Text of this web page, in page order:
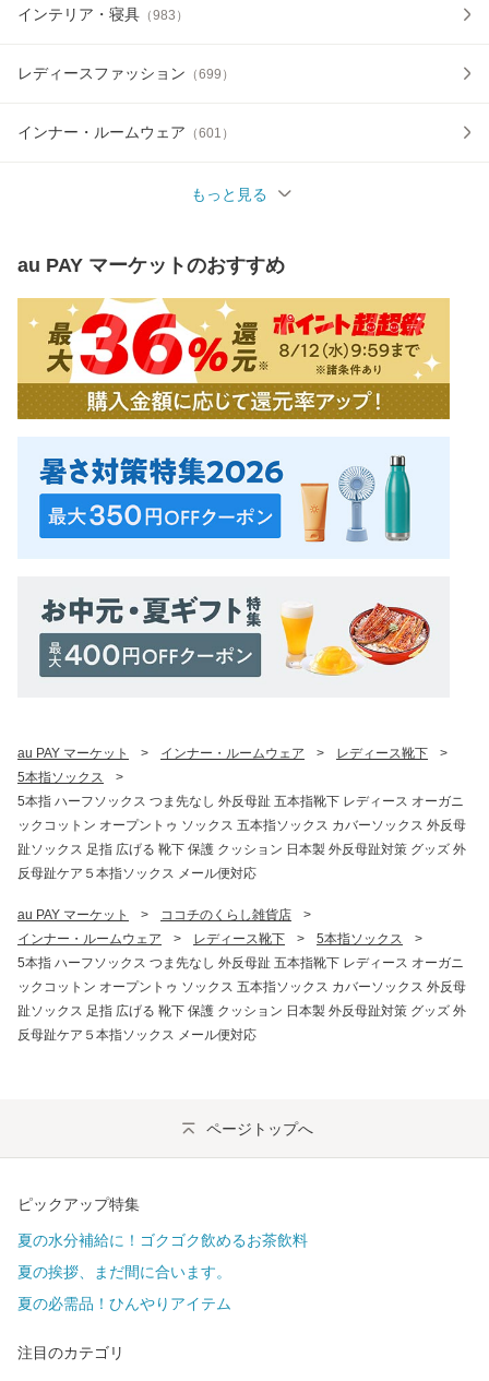
インテリア・寝具 （983 ）
レディースファッション （699 ）
インナー・ルームウェア （601 ）
もっと見る
au PAY マーケットのおすすめ
au PAY マーケット > インナー・ルームウェア > レディース靴下
>
5本指ソックス
>
5本指 ハーフソックス つま先なし 外反母趾 五本指靴下 レディース オーガニ
ックコットン オープントゥ ソックス 五本指ソックス カバーソックス 外反母
趾ソックス 足指 広げる 靴下 保護 クッション 日本製 外反母趾対策 グッズ 外
反母趾ケア５本指ソックス メール便対応
au PAY マーケット > ココチのくらし雑貨店
>
インナー・ルームウェア
> レディース靴下 > 5本指ソックス
>
5本指 ハーフソックス つま先なし 外反母趾 五本指靴下 レディース オーガニ
ックコットン オープントゥ ソックス 五本指ソックス カバーソックス 外反母
趾ソックス 足指 広げる 靴下 保護 クッション 日本製 外反母趾対策 グッズ 外
反母趾ケア５本指ソックス メール便対応
ページトップへ
ピックアップ特集
夏の水分補給に！ゴクゴク飲めるお茶飲料
夏の挨拶、まだ間に合います。
夏の必需品！ひんやりアイテム
注目のカテゴリ